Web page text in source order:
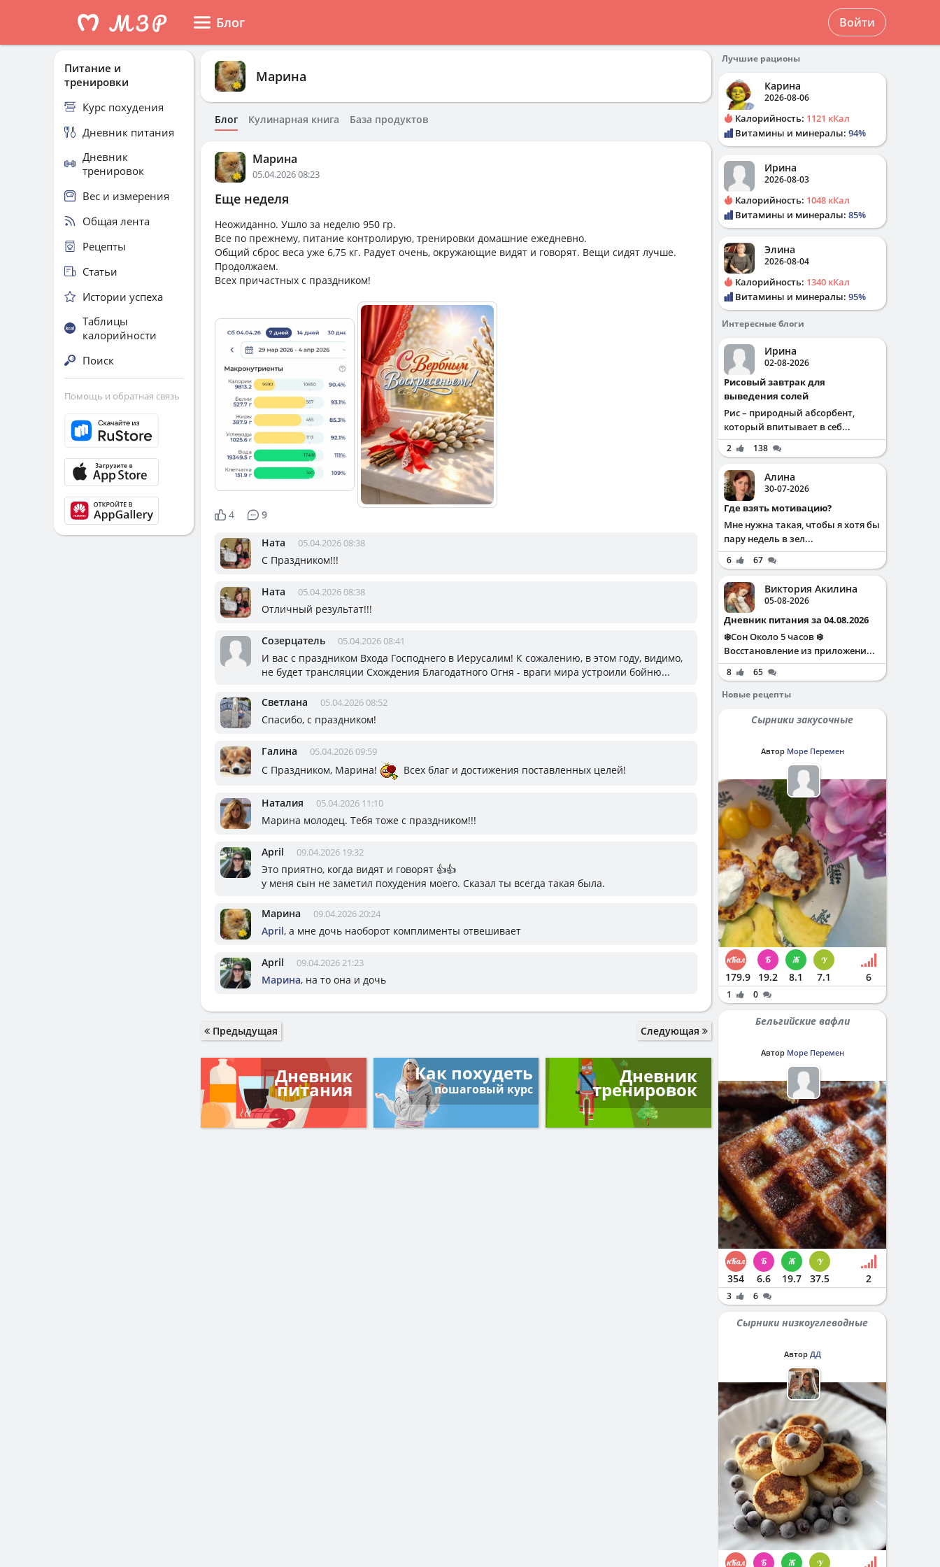
Блог Войти
Марина
Блог Кулинарная книга База продуктов
Марина
05.04.2026 08:23
Еще неделя
Неожиданно. Ушло за неделю 950 гр.
Все по прежнему, питание контролирую, тренировки домашние ежедневно.
Общий сброс веса уже 6,75 кг. Радует очень, окружающие видят и говорят. Вещи сидят лучше.
Продолжаем.
Всех причастных с праздником!
4 9
Ната 05.04.2026 08:38
С Праздником!!!
Ната 05.04.2026 08:38
Отличный результат!!!
Созерцатель 05.04.2026 08:41
И вас с праздником Входа Господнего в Иерусалим! К сожалению, в этом году, видимо,
не будет трансляции Схождения Благодатного Огня - враги мира устроили бойню...
Светлана 05.04.2026 08:52
Спасибо, с праздником!
Галина 05.04.2026 09:59
С Праздником, Марина! Всех благ и достижения поставленных целей!
Наталия 05.04.2026 11:10
Марина молодец. Тебя тоже с праздником!!!
April 09.04.2026 19:32
Это приятно, когда видят и говорят 👍👍
у меня сын не заметил похудения моего. Сказал ты всегда такая была.
Марина 09.04.2026 20:24
April, а мне дочь наоборот комплименты отвешивает
April 09.04.2026 21:23
Марина, на то она и дочь
Предыдущая Следующая
Дневник
питания
Как похудеть
пошаговый курс
Дневник
тренировок
Питание и
тренировки
Курс похудения
Дневник питания
Дневник
тренировок
Вес и измерения
Общая лента
Рецепты
Статьи
Истории успеха
Таблицы
калорийности
Поиск
Помощь и обратная связь
Лучшие рационы
Карина
2026-08-06
Калорийность: 1121 кКал
Витамины и минералы: 94%
Ирина
2026-08-03
Калорийность: 1048 кКал
Витамины и минералы: 85%
Элина
2026-08-04
Калорийность: 1340 кКал
Витамины и минералы: 95%
Интересные блоги
Ирина
02-08-2026
Рисовый завтрак для
выведения солей
Рис – природный абсорбент,
который впитывает в себ...
2 138
Алина
30-07-2026
Где взять мотивацию?
Мне нужна такая, чтобы я хотя бы
пару недель в зел...
6 67
Виктория Акилина
05-08-2026
Дневник питания за 04.08.2026
❄️Сон Около 5 часов ❄️
Восстановление из приложени...
8
65
Новые рецепты
Сырники закусочные
Автор Море Перемен
179.9 19.2 8.1 7.1 6
1 0
Бельгийские вафли
Автор Море Перемен
354 6.6 19.7 37.5 2
3 6
Сырники низкоуглеводные
Автор ДД